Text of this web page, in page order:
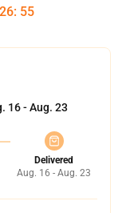
26: 55
16 - Aug. 23
Delivered
Aug. 16 - Aug. 23